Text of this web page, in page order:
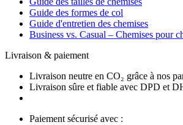
Guide des formes de col
Guide d'entretien des chemises
Business vs. Casual – Chemises pour
Livraison & paiement
Livraison neutre en CO₂ grâce à nos
Livraison sûre et fiable avec DPD et
Paiement sécurisé avec :